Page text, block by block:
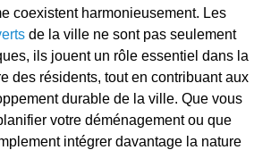
coexistent harmonieusement. Les
de la ville ne sont pas seulement
ils jouent un rôle essentiel dans la
des résidents, tout en contribuant aux
durable de la ville. Que vous
votre déménagement ou que
intégrer davantage la nature